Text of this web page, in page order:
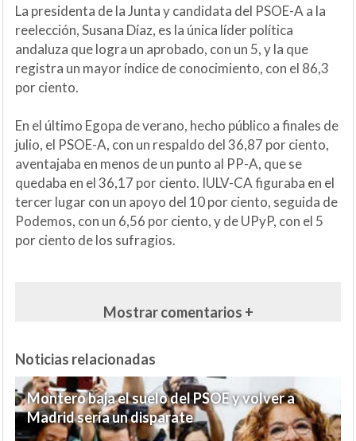
La presidenta de la Junta y candidata del PSOE-A a la
reelección, Susana Díaz, es la única líder política
andaluza que logra un aprobado, con un 5, y la que
registra un mayor índice de conocimiento, con el 86,3
por ciento.
En el último Egopa de verano, hecho público a finales de
julio, el PSOE-A, con un respaldo del 36,87 por ciento,
aventajaba en menos de un punto al PP-A, que se
quedaba en el 36,17 por ciento. IULV-CA figuraba en el
tercer lugar con un apoyo del 10 por ciento, seguida de
Podemos, con un 6,56 por ciento, y de UPyP, con el 5
por ciento de los sufragios.
Mostrar comentarios +
Noticias relacionadas
Montero baja el suelo del PSOE y volver a
Madrid sería un disparate